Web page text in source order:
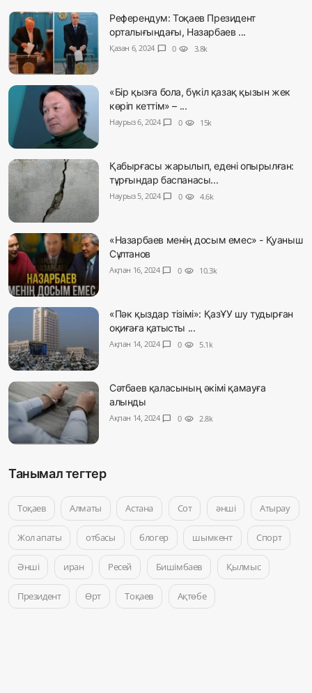
Референдум: Тоқаев Президент
орталығындағы, Назарбаев ...
Қазан 6, 2024 chat_bubble 0 visibility 3.8k
«Бір қызға бола, бүкіл қазақ қызын жек
көріп кеттім» – ...
Наурыз 6, 2024 chat_bubble 0 visibility 15k
Қабырғасы жарылып, едені опырылған:
тұрғындар баспанасы...
Наурыз 5, 2024 chat_bubble 0 visibility 4.6k
«Назарбаев менің досым емес» - Қуаныш
Сұлтанов
Ақпан 16, 2024 chat_bubble 0 visibility 10.3k
«Пәк қыздар тізімі»: ҚазҰУ шу тудырған
оқиғаға қатысты ...
Ақпан 14, 2024 chat_bubble 0 visibility 5.1k
Сәтбаев қаласының әкімі қамауға
алынды
Ақпан 14, 2024 chat_bubble 0 visibility 2.8k
Танымал тегтер
Тоқаев Алматы Астана Сот әнші Атырау
Жол апаты отбасы блогер шымкент Спорт
Әнші иран Ресей Бишімбаев Қылмыс
Президент Өрт Тоқаев Ақтөбе